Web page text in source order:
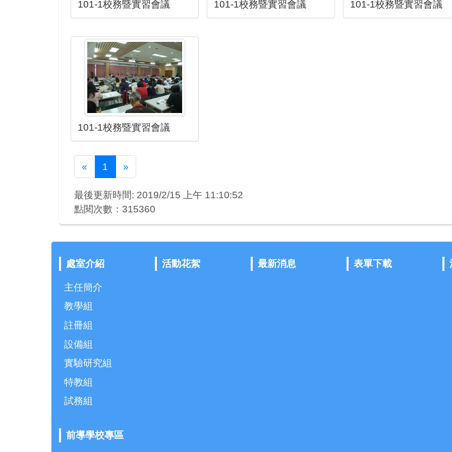
101-1校務暨實習會議 101-1校務暨實習會議 101-1校務暨實習會議
101-1校務暨實習會議
« Previous
1 »Next
最後更新時間: 2019/2/15 上午 11:10:52
點閱次數：315360
處室介紹
主任簡介
教學組
註冊組
設備組
實驗研究組
特教組
試務組
活動花絮 最新消息 表單下載
前導學校專區